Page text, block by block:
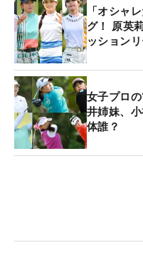
「オシャ
グ！ 原英
ッション
女子プロ
井姉妹、
体誰？